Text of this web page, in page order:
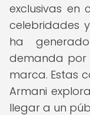
exclusivas en
celebridades
ha
demanda por
marca. Estas
Armani
llegar a un